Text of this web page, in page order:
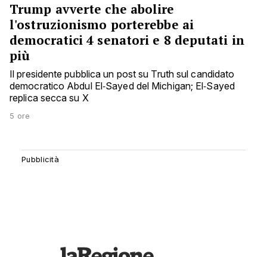
Trump avverte che abolire
l'ostruzionismo porterebbe ai
democratici 4 senatori e 8 deputati in
più
Il presidente pubblica un post su Truth sul candidato
democratico Abdul El‑Sayed del Michigan; El‑Sayed
replica secca su X
5 ore